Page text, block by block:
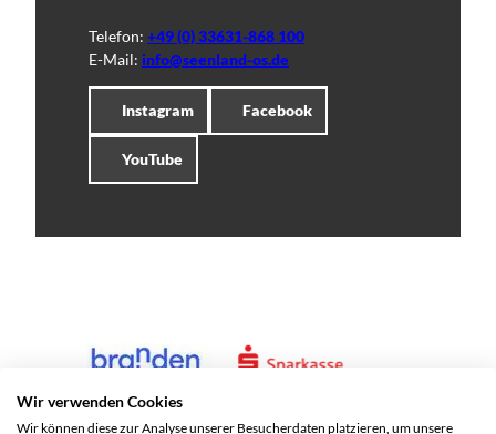
Telefon: +49 (0) 33631-868 100
E-Mail: info@seenland-os.de
Instagram Facebook
YouTube
Wir verwenden Cookies
Wir können diese zur Analyse unserer Besucherdaten platzieren, um unsere